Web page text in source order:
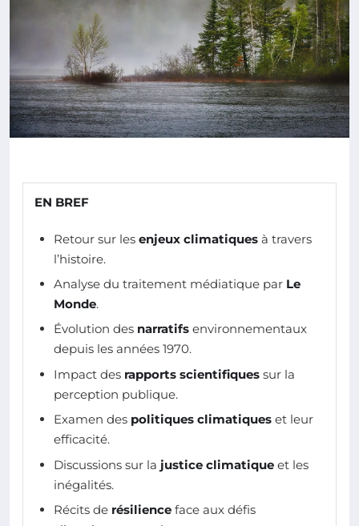
EN BREF
Retour sur les enjeux climatiques à travers
l’histoire.
Analyse du traitement médiatique par Le
Monde.
Évolution des narratifs environnementaux
depuis les années 1970.
Impact des rapports scientifiques sur la
perception publique.
Examen des politiques climatiques et leur
efficacité.
Discussions sur la justice climatique et les
inégalités.
Récits de résilience face aux défis